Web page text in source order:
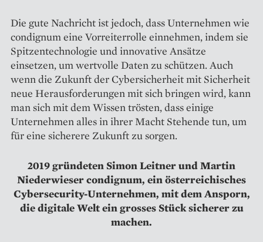
Die gute Nachricht ist jedoch, dass Unternehmen wie
condignum eine Vorreiterrolle einnehmen, indem sie
Spitzentechnologie und innovative Ansätze
einsetzen, um wertvolle Daten zu schützen. Auch
wenn die Zukunft der Cybersicherheit mit Sicherheit
neue Herausforderungen mit sich bringen wird, kann
man sich mit dem Wissen trösten, dass einige
Unternehmen alles in ihrer Macht Stehende tun, um
für eine sicherere Zukunft zu sorgen.
2019 gründeten Simon Leitner und Martin
Niederwieser condignum, ein österreichisches
Cybersecurity-Unternehmen, mit dem Ansporn,
die digitale Welt ein grosses Stück sicherer zu
machen.